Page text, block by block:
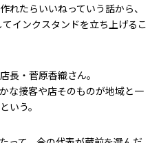
れたらいいねっていう話から、
インクスタンドを立ち上げるこ
長・菅原香織さん。
な接客や店そのものが地域と一
いう。